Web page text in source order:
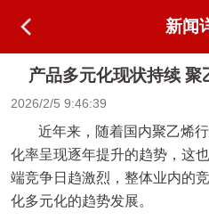
新闻
产品多元化现状持续
2026/2/5 9:46:39
近年来，随着国内聚乙烯
化率呈现逐年提升的趋势，这
端竞争日趋激烈，整体业内的
化多元化的趋势发展。